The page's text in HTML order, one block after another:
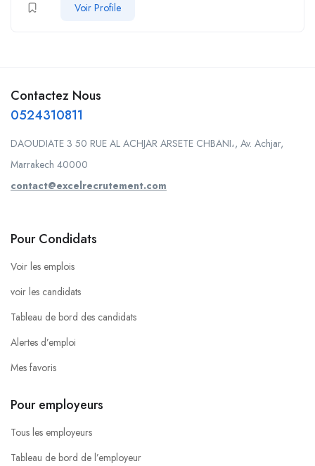
Voir Profile
Contactez Nous
0524310811
DAOUDIATE 3 50 RUE AL ACHJAR ARSETE CHBANI،, Av. Achjar,
Marrakech 40000
contact@excelrecrutement.com
Pour Condidats
Voir les emplois
voir les candidats
Tableau de bord des candidats
Alertes d’emploi
Mes favoris
Pour employeurs
Tous les employeurs
Tableau de bord de l’employeur